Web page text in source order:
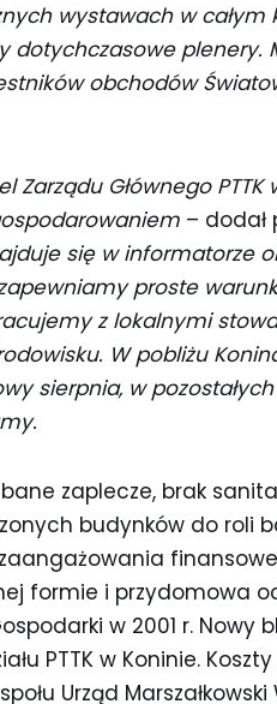
wystawach w całym
plenery.
obchodów
Zarządu Głównego PTTK
– dodał
się w informatorze
proste
z lokalnymi
W pobliżu
sierpnia, w
zaplecze, brak
budynków do roli
formie i przydomowa
w 2001 r.
PTTK w Koninie.
Urząd